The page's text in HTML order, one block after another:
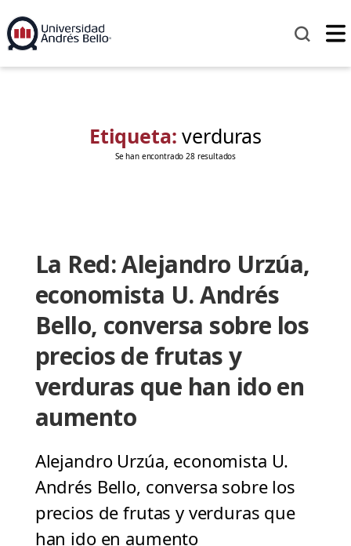
Etiqueta:verduras
Se han encontrado 28 resultados
La Red: Alejandro Urzúa,
economista U. Andrés
Bello, conversa sobre los
precios de frutas y
verduras que han ido en
aumento
Alejandro Urzúa, economista U.
Andrés Bello, conversa sobre los
precios de frutas y verduras que
han ido en aumento